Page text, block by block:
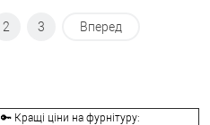
2 3 Вперед
🔑 Кращі ціни на фурнітуру: